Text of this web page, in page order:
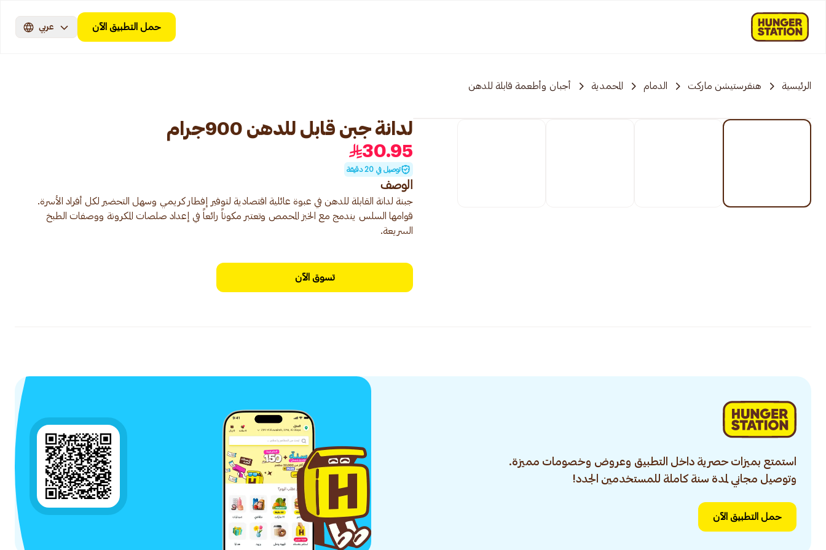
حمل التطبيق الآن عربي
الرئيسية هنقرستيشن ماركت الدمام المحمدية أجبان وأطعمة قابلة للدهن
لدانة جبن قابل للدهن 900جرام
30.95
توصيل في 20 دقيقة
الوصف
جبنة لدانة القابلة للدهن في عبوة عائلية اقتصادية لتوفير إفطار كريمي وسهل التحضير لكل أفراد الأسرة.
قوامها السلس يندمج مع الخبز المحمص وتعتبر مكوناً رائعاً في إعداد صلصات المكرونة ووصفات الطبخ
السريعة.
تسوق الآن
استمتع بميزات حصرية داخل التطبيق وعروض وخصومات مميزة.
وتوصيل مجاني لمدة سنة كاملة للمستخدمين الجدد!
حمل التطبيق الآن